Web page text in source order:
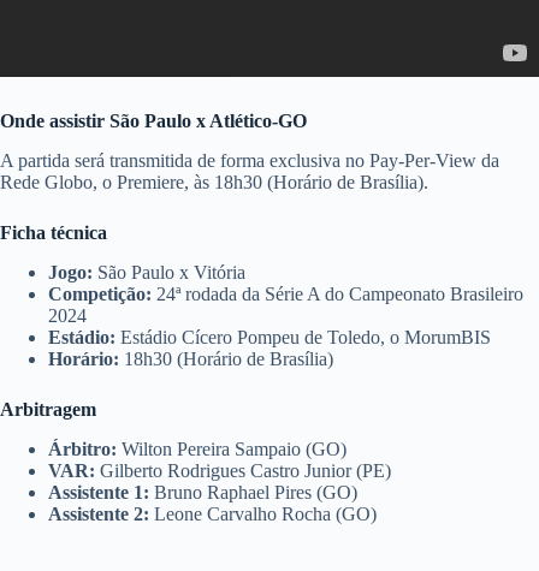
Onde assistir São Paulo x Atlético-GO
A partida será transmitida de forma exclusiva no Pay-Per-View da
Rede Globo, o Premiere, às 18h30 (Horário de Brasília).
Ficha técnica
Jogo: São Paulo x Vitória
Competição: 24ª rodada da Série A do Campeonato Brasileiro
2024
Estádio: Estádio Cícero Pompeu de Toledo, o MorumBIS
Horário: 18h30 (Horário de Brasília)
Arbitragem
Árbitro: Wilton Pereira Sampaio (GO)
VAR: Gilberto Rodrigues Castro Junior (PE)
Assistente 1: Bruno Raphael Pires (GO)
Assistente 2: Leone Carvalho Rocha (GO)